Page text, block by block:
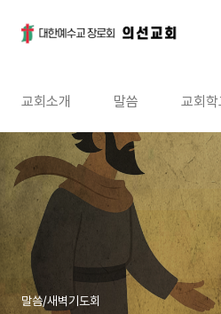
교회소개 말씀 교회학
말씀/새벽기도회